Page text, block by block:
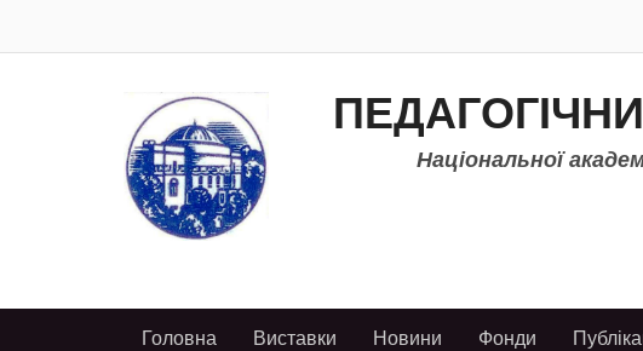
Національної
Головна Виставки Новини Фонди